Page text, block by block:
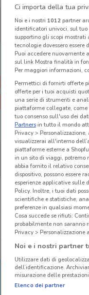
Ci importa della tua
Noi e i nostri 1012partner
identificatori univoci, sul
supportino gli scopi
tecnologie dovessero
Puoi accedere nuovamente
sul link Mostra finalità in
Per maggiori informazioni,
Permettici di fornirti offerte
offerte per i tuoi acquisti
una serie di strumenti e
piattaforme collegate,
tuo consenso sull'uso dei
Partnersin tutto il mondo
Privacy >
visualizzerai all'interno
piattaforme esterne a
in un sito di viaggi, potremo
abbia fornito il relativo
dispositivo, possono essere
esperienze applicative
Policy. Inoltre, i tuoi dati
scientifiche e statistiche,
preferenze in qualsiasi
Cosa succede se rifiuti:
probabilmente non saranno
Privacy >
Noi e i nostri partner
Utilizzare dati di
dell’identificazione.
misurazione delle
Elenco dei partner